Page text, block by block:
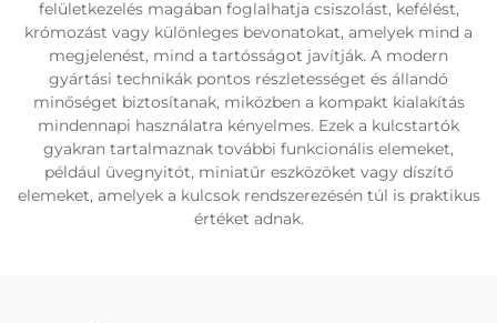
felületkezelés magában foglalhatja csiszolást, kefélést,
krómozást vagy különleges bevonatokat, amelyek mind a
megjelenést, mind a tartósságot javítják. A modern
gyártási technikák pontos részletességet és állandó
minőséget biztosítanak, miközben a kompakt kialakítás
mindennapi használatra kényelmes. Ezek a kulcstartók
gyakran tartalmaznak további funkcionális elemeket,
például üvegnyitót, miniatűr eszközöket vagy díszítő
elemeket, amelyek a kulcsok rendszerezésén túl is praktikus
értéket adnak.